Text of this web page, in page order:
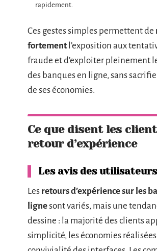
rapidement.
Ces gestes simples permettent de
fortementl’exposition aux
fraude et d’exploiter pleinement
des banques en ligne, sans
de ses économies.
Ce que disent les
retour d’expérience
Les avis des utilisateurs
Les retours d’expérience sur les
lignesont variés, mais une
dessine : la majorité des clients
simplicité, les économies